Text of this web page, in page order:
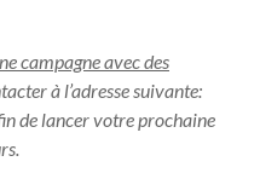
campagne avec des
à l’adresse suivante:
de lancer votre prochaine